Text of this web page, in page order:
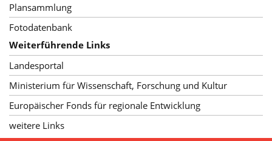
Plansammlung
Fotodatenbank
Weiterführende Links
Landesportal
Ministerium für Wissenschaft, Forschung und Kultur
Europäischer Fonds für regionale Entwicklung
weitere Links